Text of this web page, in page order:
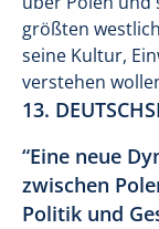
größten
seine Kultur,
verstehen
13.
“Eine neue
zwischen
Politik und